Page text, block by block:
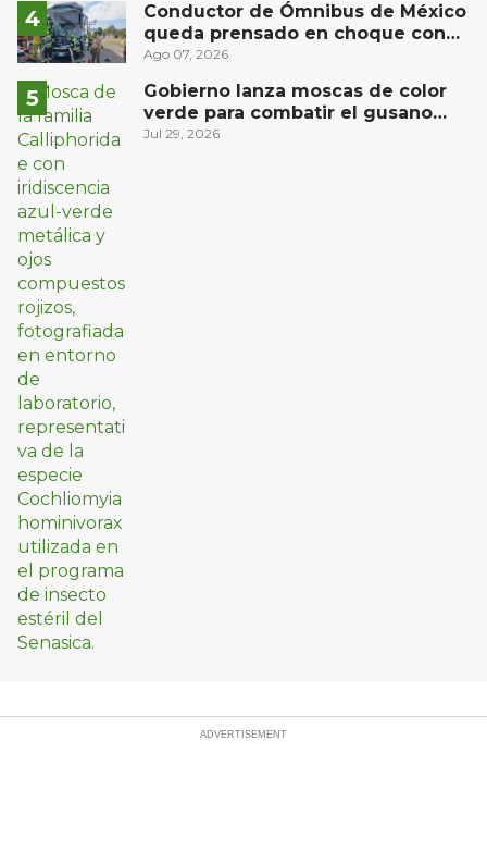
Conductor de Ómnibus de México
queda prensado en choque con
materialista en San Juan del Río
Ago 07, 2026
Gobierno lanza moscas de color
verde para combatir el gusano
barrenador: no las mates
Jul 29, 2026